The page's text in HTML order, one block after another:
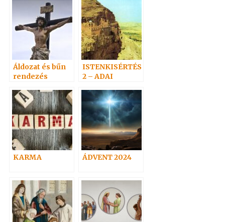
Áldozat és bűn
rendezés
ISTENKISÉRTÉS
2 – ADAI
KARMA ÁDVENT 2024